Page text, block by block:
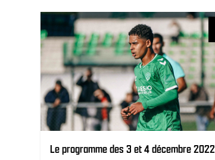
Le programme des 3 et 4 décembre 2022